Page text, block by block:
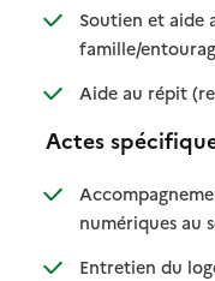
Soutien et aide
famille/
:
:
Aide au répit
Actes
numériques au
Entretien du